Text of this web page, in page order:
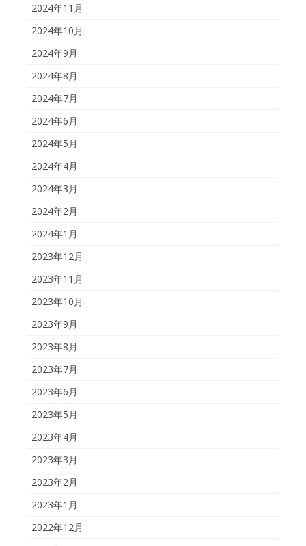
2024年11月
2024年10月
2024年9月
2024年8月
2024年7月
2024年6月
2024年5月
2024年4月
2024年3月
2024年2月
2024年1月
2023年12月
2023年11月
2023年10月
2023年9月
2023年8月
2023年7月
2023年6月
2023年5月
2023年4月
2023年3月
2023年2月
2023年1月
2022年12月